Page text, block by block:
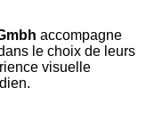
accompagne
le choix de leurs
visuelle